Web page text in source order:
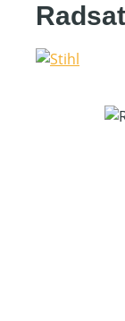
Bildergalerie